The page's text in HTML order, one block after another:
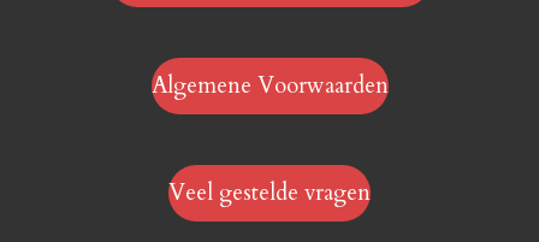
Algemene Voorwaarden
Veel gestelde vragen